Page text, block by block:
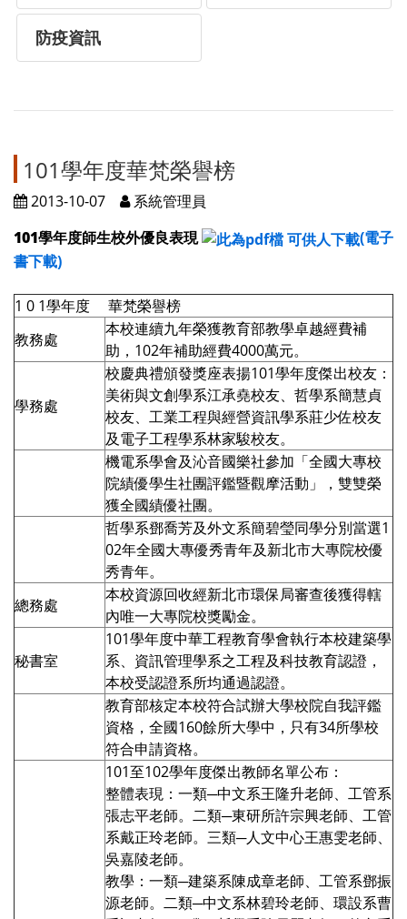
防疫資訊
101學年度華梵榮譽榜
2013-10-07
系統管理員
101學年度師生校外優良表現
(電子
書下載)
1 0 1學年度 華梵榮譽榜
教務處
本校連續九年榮獲教育部教學卓越經費補
助，102年補助經費4000萬元。
學務處
校慶典禮頒發獎座表揚101學年度傑出校友：
美術與文創學系江承堯校友、哲學系簡慧貞
校友、工業工程與經營資訊學系莊少佐校友
及電子工程學系林家駿校友。
機電系學會及沁音國樂社參加「全國大專校
院績優學生社團評鑑暨觀摩活動」，雙雙榮
獲全國績優社團。
哲學系鄧喬芳及外文系簡碧瑩同學分別當選1
02年全國大專優秀青年及新北市大專院校優
秀青年。
總務處
本校資源回收經新北市環保局審查後獲得轄
內唯一大專院校獎勵金。
秘書室
101學年度中華工程教育學會執行本校建築學
系、資訊管理學系之工程及科技教育認證，
本校受認證系所均通過認證。
教育部核定本校符合試辦大學校院自我評鑑
資格，全國160餘所大學中，只有34所學校
符合申請資格。
101至102學年度傑出教師名單公布：
整體表現：一類─中文系王隆升老師、工管系
張志平老師。二類─東研所許宗興老師、工管
系戴正玲老師。三類─人文中心王惠雯老師、
吳嘉陵老師。
教學：一類─建築系陳成章老師、工管系鄧振
源老師。二類─中文系林碧玲老師、環設系曹